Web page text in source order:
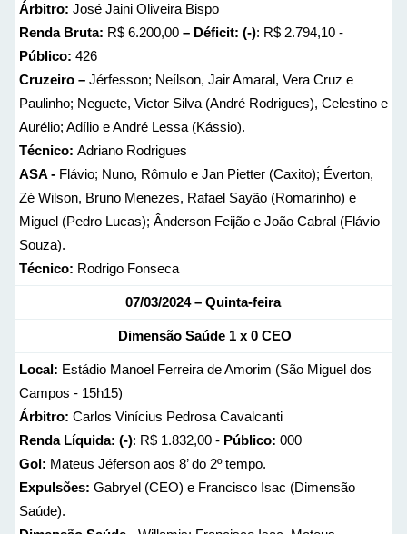
Árbitro: José Jaini Oliveira Bispo
Renda Bruta: R$ 6.200,00 – Déficit: (-): R$ 2.794,10 -
Público: 426
Cruzeiro – Jérfesson; Neílson, Jair Amaral, Vera Cruz e
Paulinho; Neguete, Victor Silva (André Rodrigues), Celestino e
Aurélio; Adílio e André Lessa (Kássio).
Técnico: Adriano Rodrigues
ASA - Flávio; Nuno, Rômulo e Jan Pietter (Caxito); Éverton,
Zé Wilson, Bruno Menezes, Rafael Sayão (Romarinho) e
Miguel (Pedro Lucas); Ânderson Feijão e João Cabral (Flávio
Souza).
Técnico: Rodrigo Fonseca
07/03/2024 – Quinta-feira
Dimensão Saúde 1 x 0 CEO
Local: Estádio Manoel Ferreira de Amorim (São Miguel dos
Campos - 15h15)
Árbitro: Carlos Vinícius Pedrosa Cavalcanti
Renda Líquida: (-): R$ 1.832,00 - Público: 000
Gol: Mateus Jéferson aos 8’ do 2º tempo.
Expulsões: Gabryel (CEO) e Francisco Isac (Dimensão
Saúde).